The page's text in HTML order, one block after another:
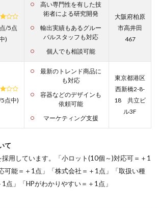
/5点
)
高い専門性を有した技
術者による研究開発
輸出実績もあるグルー
バルスタッフも対応
個人でも相談可能
大阪府柏原
市高井田
467
点中)
最新のトレンド商品に
も対応
容器などのデザインも
依頼可能
マーケティング支援
東京都港区
西新橋2-8-
18 共立ビ
ル3F
て
用しています。「小ロット(10個～)対応可＝＋1
可能＝＋1点」「株式会社＝＋1点」「取扱い種
点」「HPがわかりやすい＝＋1点」